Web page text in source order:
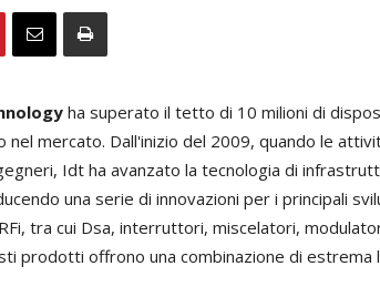
ha superato il tetto di 10 milioni di
nel mercato. Dall'inizio del 2009, quando le
Idt ha avanzato la tecnologia di
una serie di innovazioni per i principali
tra cui Dsa, interruttori, miscelatori,
prodotti offrono una combinazione di estrema